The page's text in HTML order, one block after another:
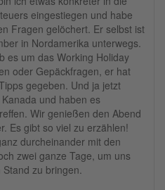
eingestiegen und habe
Fragen gelöchert. Er selbst ist
in Nordamerika unterwegs.
es um das Working Holiday
oder Gepäckfragen, er hat
gegeben. Und ja jetzt
und haben es
Wir genießen den Abend
Es gibt so viel zu erzählen!
durcheinander mit den
zwei ganze Tage, um uns
zu bringen.